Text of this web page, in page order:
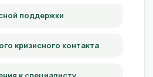
поддержки
кризисного контакта